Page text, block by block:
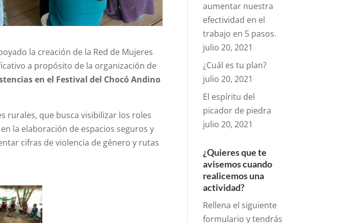
la creación de la Red de Mujeres
a propósito de la organización de
en el Festival del Chocó Andino
rurales, que busca visibilizar los roles
la elaboración de espacios seguros y
cifras de violencia de género y rutas
aumentar nuestra
efectividad en el
trabajo en 5 pasos.
julio 20, 2021
¿Cuál es tu plan?
julio 20, 2021
El espíritu del
picador de piedra
julio 20, 2021
¿Quieres que te
avisemos cuando
realicemos una
actividad?
Rellena el siguiente
formulario y tendrás